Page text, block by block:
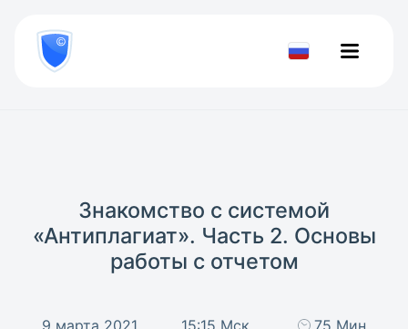
800
777-
81-Проверить
Знакомство с системой
«Антиплагиат». Часть 2. Основы
работы с отчетом
9 марта 2021 15:15 Мск 75 Мин